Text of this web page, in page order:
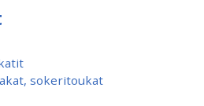
sokeritoukat